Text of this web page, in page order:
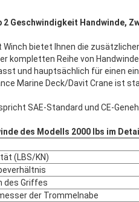
2 Geschwindigkeit Handwinde,
Winch bietet Ihnen die
kompletten Reihe von
und hauptsächlich für einen
Marine Deck/Davit Crane ist
SAE-Standard und CE-
des Modells 2000 lbs im Detail
(LBS/KN)
des Griffes
der Trommelnabe